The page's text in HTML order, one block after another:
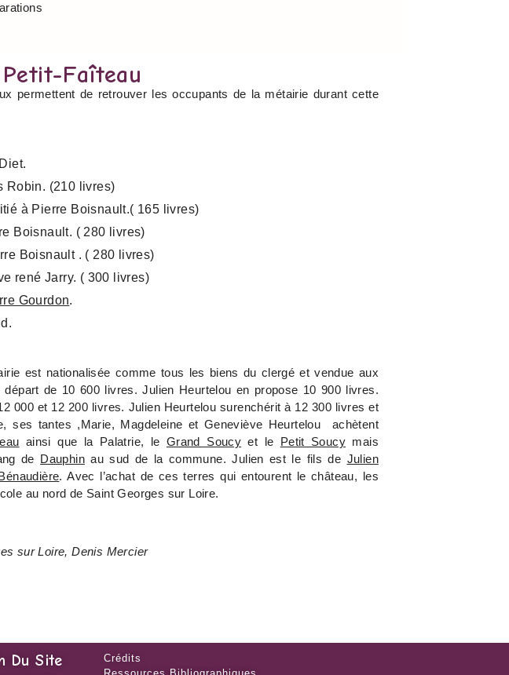
Faîteau
permettent de retrouver les occupants de la métairie durant cette
Robin. (210 livres)
à Pierre Boisnault.( 165 livres)
Boisnault. ( 280 livres)
Boisnault . ( 280 livres)
rené Jarry. ( 300 livres)
Gourdon.
est nationalisée comme tous les biens du clergé et vendue aux
de 10 600 livres. Julien Heurtelou en propose 10 900 livres.
000 et 12 200 livres. Julien Heurtelou surenchérit à 12 300 livres et
ses tantes ,Marie, Magdeleine et Geneviève Heurtelou achètent
ainsi que la Palatrie, le Grand Soucy et le Petit Soucy mais
de Dauphinau sud de la commune. Julien est le fils de Julien
. Avec l’achat de ces terres qui entourent le château, les
au nord de Saint Georges sur Loire.
sur Loire, Denis Mercier
Du Site
Crédits